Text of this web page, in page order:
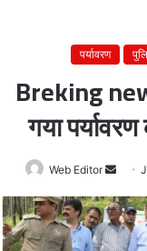
पर्यावरण
Breking
गया
Web Editor
Send
email